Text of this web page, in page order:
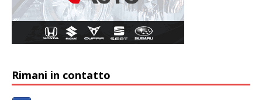
Rimani in contatto